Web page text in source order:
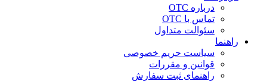
درباره OTC
تماس با OTC
سئوالت متداول
راهنما
سیاست حریم خصوصی
قوانین و مقررات
راهنمای ثبت سفارش